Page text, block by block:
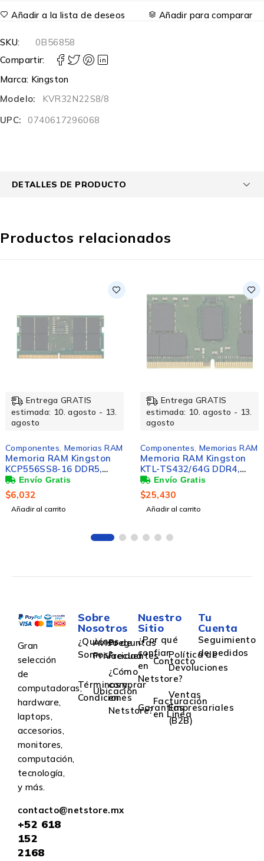
Añadir a la lista de deseos Añadir para comparar
SKU:
0B56858
Compartir:
Marca: Kingston
Modelo:
KVR32N22S8/8
UPC:
0740617296068
DETALLES DE PRODUCTO
Productos relacionados
Entrega GRATIS
estimada: 10. agosto - 13.
agosto
Componentes Memorias RAM
Memoria RAM Kingston
KCP556SS8-16 DDR5,
5600MHz, 16GB, CL46, SO-
DIMM
$6,032
Añadir al carrito
Entrega GRATIS
estimada: 10. agosto - 13.
agosto
Componentes Memorias RAM
Memoria RAM Kingston
KTL-TS432/64G DDR4,
3200MHz, 64GB, ECC,
CL22, para Lenovo
$25,430
Añadir al carrito
Gran
selección
de
computadoras,
hardware,
laptops,
accesorios,
monitores,
computación,
tecnología,
y más.
contacto@netstore.mx
+52 618
152
2168
Sobre
Nosotros
¿Quiénes
Somos?
Aviso de
Privacidad
Preguntas
Frecuentes
Términos y
Condiciones
Ubicación
¿Cómo
comprar
en
Netstore?
Nuestro
Sitio
¿Por qué
confiar
en
Netstore?
Contacto
Política de
Devoluciones
Garantías
Facturación
en Linea
Ventas
Empresariales
(B2B)
Tu
Cuenta
Seguimiento
de pedidos